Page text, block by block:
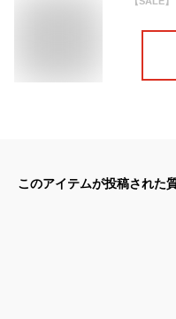
このアイテムが投稿された